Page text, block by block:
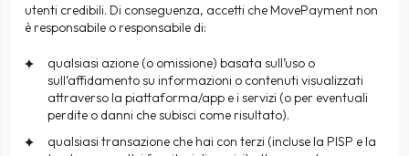
utenti credibili. Di conseguenza, accetti che MovePayment non
è responsabile o responsabile di:
qualsiasi azione (o omissione) basata sull’uso o
sull’affidamento su informazioni o contenuti visualizzati
attraverso la piattaforma/app e i servizi (o per eventuali
perdite o danni che subisci come risultato).
qualsiasi transazione che hai con terzi (incluse la PISP e la